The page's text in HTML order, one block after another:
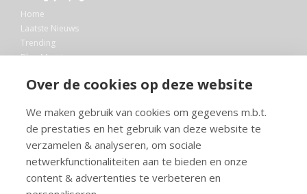
Over de cookies op deze website
We maken gebruik van cookies om gegevens m.b.t.
de prestaties en het gebruik van deze website te
verzamelen & analyseren, om sociale
netwerkfunctionaliteiten aan te bieden en onze
content & advertenties te verbeteren en
Home
Laatste Nieuws
Trending
Blog Maurice
Bibliotheek
Info en service
FAQ
Doneren
Privacy
Voorwaarden
Meedoen